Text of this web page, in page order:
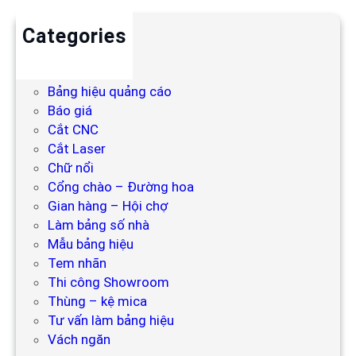
Categories
Bảng hiệu quảng cáo
Báo giá
Cắt CNC
Cắt Laser
Chữ nổi
Cổng chào – Đường hoa
Gian hàng – Hội chợ
Làm bảng số nhà
Mẫu bảng hiệu
Tem nhãn
Thi công Showroom
Thùng – kệ mica
Tư vấn làm bảng hiệu
Vách ngăn